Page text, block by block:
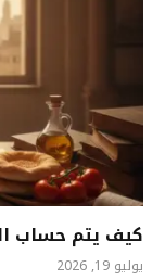
كيف يتم حساب
يوليو 19, 2026